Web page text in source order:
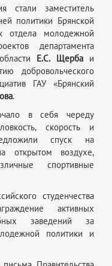
стали заместитель
политики Брянской
отдела молодежной
департамента
Е.С. Щербаи
добровольческого
ГАУ «Брянский
.
в себя череду
скорость и
спуск на
открытом воздухе,
спортивные
студенчества
активных
заведений за
политики и